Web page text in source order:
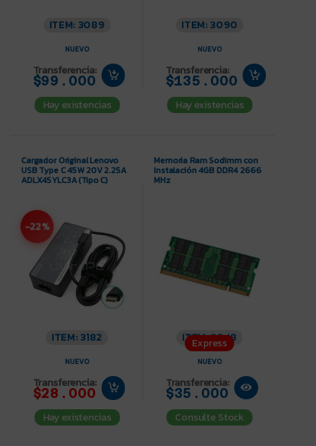
ITEM: 3089
NUEVO
Transferencia:
$99.000
Hay existencias
ITEM: 3090
NUEVO
Transferencia:
$135.000
Hay existencias
Cargador Original Lenovo
USB Type C 45W 20V 2.25A
ADLX45YLC3A (Tipo C)
-22%
ITEM: 3182
NUEVO
Transferencia:
$28.000
Hay existencias
Express
Memoria Ram Sodimm con
Instalación 4GB DDR4 2666
MHz
ITEM: 3048
NUEVO
Transferencia:
$35.000
Consulte Stock